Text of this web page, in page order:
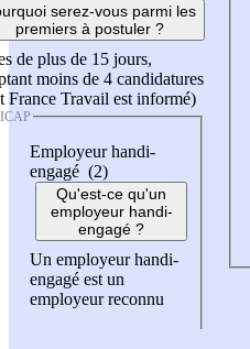
serez-vous parmi les
premiers à postuler ?
de plus de 15 jours,
moins de 4 candidatures
France Travail est informé)
Employeur handi-
engagé (2)
Qu'est-ce qu'un
employeur handi-
engagé ?
Un employeur handi-
engagé est un
employeur reconnu